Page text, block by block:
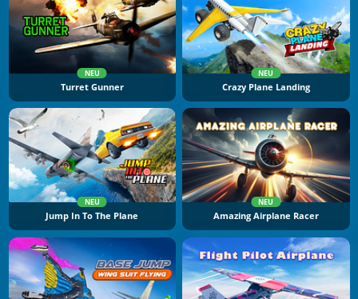
NEU
Turret Gunner
NEU
Crazy Plane Landing
NEU
Jump In To The Plane
NEU
Amazing Airplane Racer